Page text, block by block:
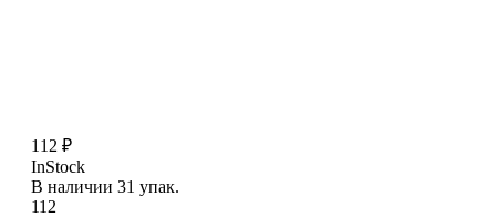
112 ₽
InStock
В наличии 31 упак.
112